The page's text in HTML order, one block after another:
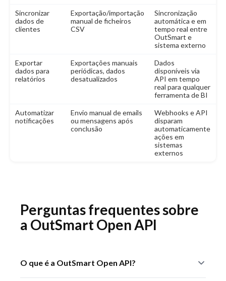
Sincronizar
dados de
clientes
Exportação/importação
manual de ficheiros
CSV
Sincronização
automática e em
tempo real entre
OutSmart e
sistema externo
Exportar
dados para
relatórios
Exportações manuais
periódicas, dados
desatualizados
Dados
disponíveis via
API em tempo
real para qualquer
ferramenta de BI
Automatizar
notificações
Envio manual de emails
ou mensagens após
conclusão
Webhooks e API
disparam
automaticamente
ações em
sistemas
externos
Perguntas frequentes sobre
a OutSmart Open API
O que é a OutSmart Open API?